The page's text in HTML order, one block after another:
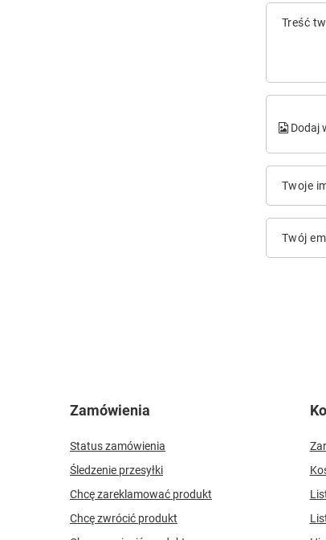
Treść
Dodaj
Twoje
Twój
Zamówienia
Status zamówienia
Śledzenie przesyłki
Chcę zareklamować produkt
Chcę zwrócić produkt